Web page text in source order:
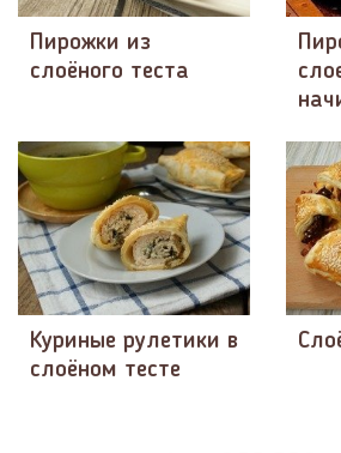
Пирожки из
слоёного теста
Куриные рулетики в
слоёном тесте